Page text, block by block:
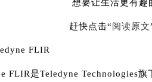
想要让生活更有趣
赶快点击“阅读原文
FLIR
是Teledyne Technologies旗